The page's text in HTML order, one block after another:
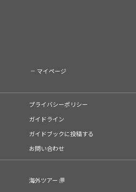
マイページ
プライバシーポリシー
ガイドライン
ガイドブックに投稿する
お問い合わせ
海外ツアー